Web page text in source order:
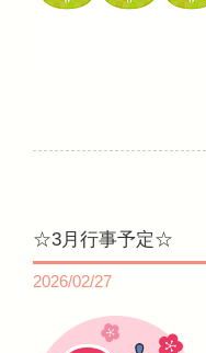
☆3月行事予定☆
2026/02/27